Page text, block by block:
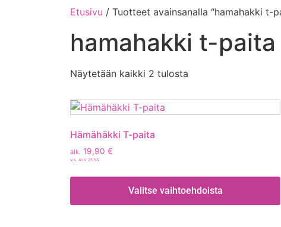
Etusivu / Tuotteet avainsanalla “hamahakki t-
hamahakki t-paita
Näytetään kaikki 2 tulosta
Hämähäkki T-paita
alk. 19,90 €
sis. ALV 25,5%
Valitse vaihtoehdoista